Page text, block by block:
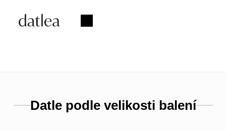
obsah
Nákupní
Datle podle velikosti balení